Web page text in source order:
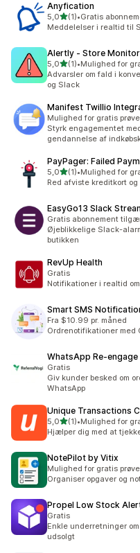
Anyfication
5,0ud af 5 stjerner
(1)
1 anmeldelser i alt
•Gratis
Meddelelser i realtid til
Alertly ‑ Store
5,0ud af 5 stjerner
(1)
1 anmeldelser i alt
•Mulighed for
Advarsler om fald i
og Slack
Manifest Twillio
Mulighed for gratis
Styrk engagementet
gendannelse af
PayPager: Failed
5,0ud af 5 stjerner
(1)
1 anmeldelser i alt
•Mulighed for
Red afviste kreditkort og
EasyGo13 Slack
Gratis abonnement
Øjeblikkelige Slack-
butikken
RevUp Health
Gratis
Notifikationer i realtid
Smart SMS
Fra $10.99 pr. måned
Ordrenotifikationer med
WhatsApp Re‑engage
Gratis
Giv kunder besked om
WhatsApp
Unique Transactions
5,0ud af 5 stjerner
(1)
1 anmeldelser i alt
•Mulighed for
Hjælper dig med at
NotePilot by Vitix
Mulighed for gratis
Organiser opgaver og
Propel Low Stock
Gratis
Enkle underretninger
udsolgt